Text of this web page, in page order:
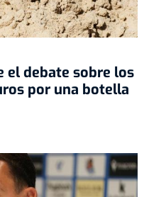
el debate sobre los
por una botella